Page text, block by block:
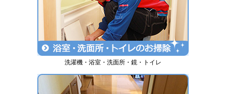
洗濯機・浴室・洗面所・鏡・トイレ